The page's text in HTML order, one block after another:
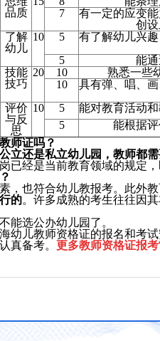
品质
7
有一定的应变
创
了解
幼儿
10 5
有了解幼儿兴
5
能
技能
技巧
20 10
熟悉一些
10
具有弹、唱、
评价
与反
思
10 5
能对教育活动
5
能根据评
师证吗？
立还是私立幼儿园，教师都
已经是当前教育领域的规定
，也符合幼儿教报考。此外
的。许多成熟的考生往往因
能选公办幼儿园了。
幼儿教师资格证的报名和考
真备考。 更多教师资格证报